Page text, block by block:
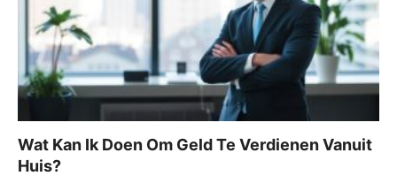
Wat Kan Ik Doen Om Geld Te Verdienen Vanuit
Huis?